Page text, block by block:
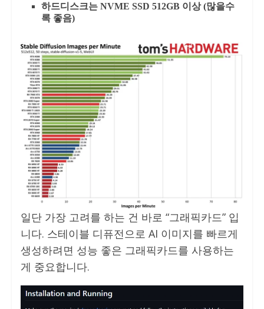
하드디스크는 NVME SSD 512GB 이상 (많을수
록 좋음)
일단 가장 고려를 하는 건 바로 “그래픽카드” 입
니다. 스테이블 디퓨전으로 AI 이미지를 빠르게
생성하려면 성능 좋은 그래픽카드를 사용하는
게 중요합니다.